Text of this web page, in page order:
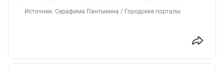
Источник: Серафима Пантыкина / Городские порталы